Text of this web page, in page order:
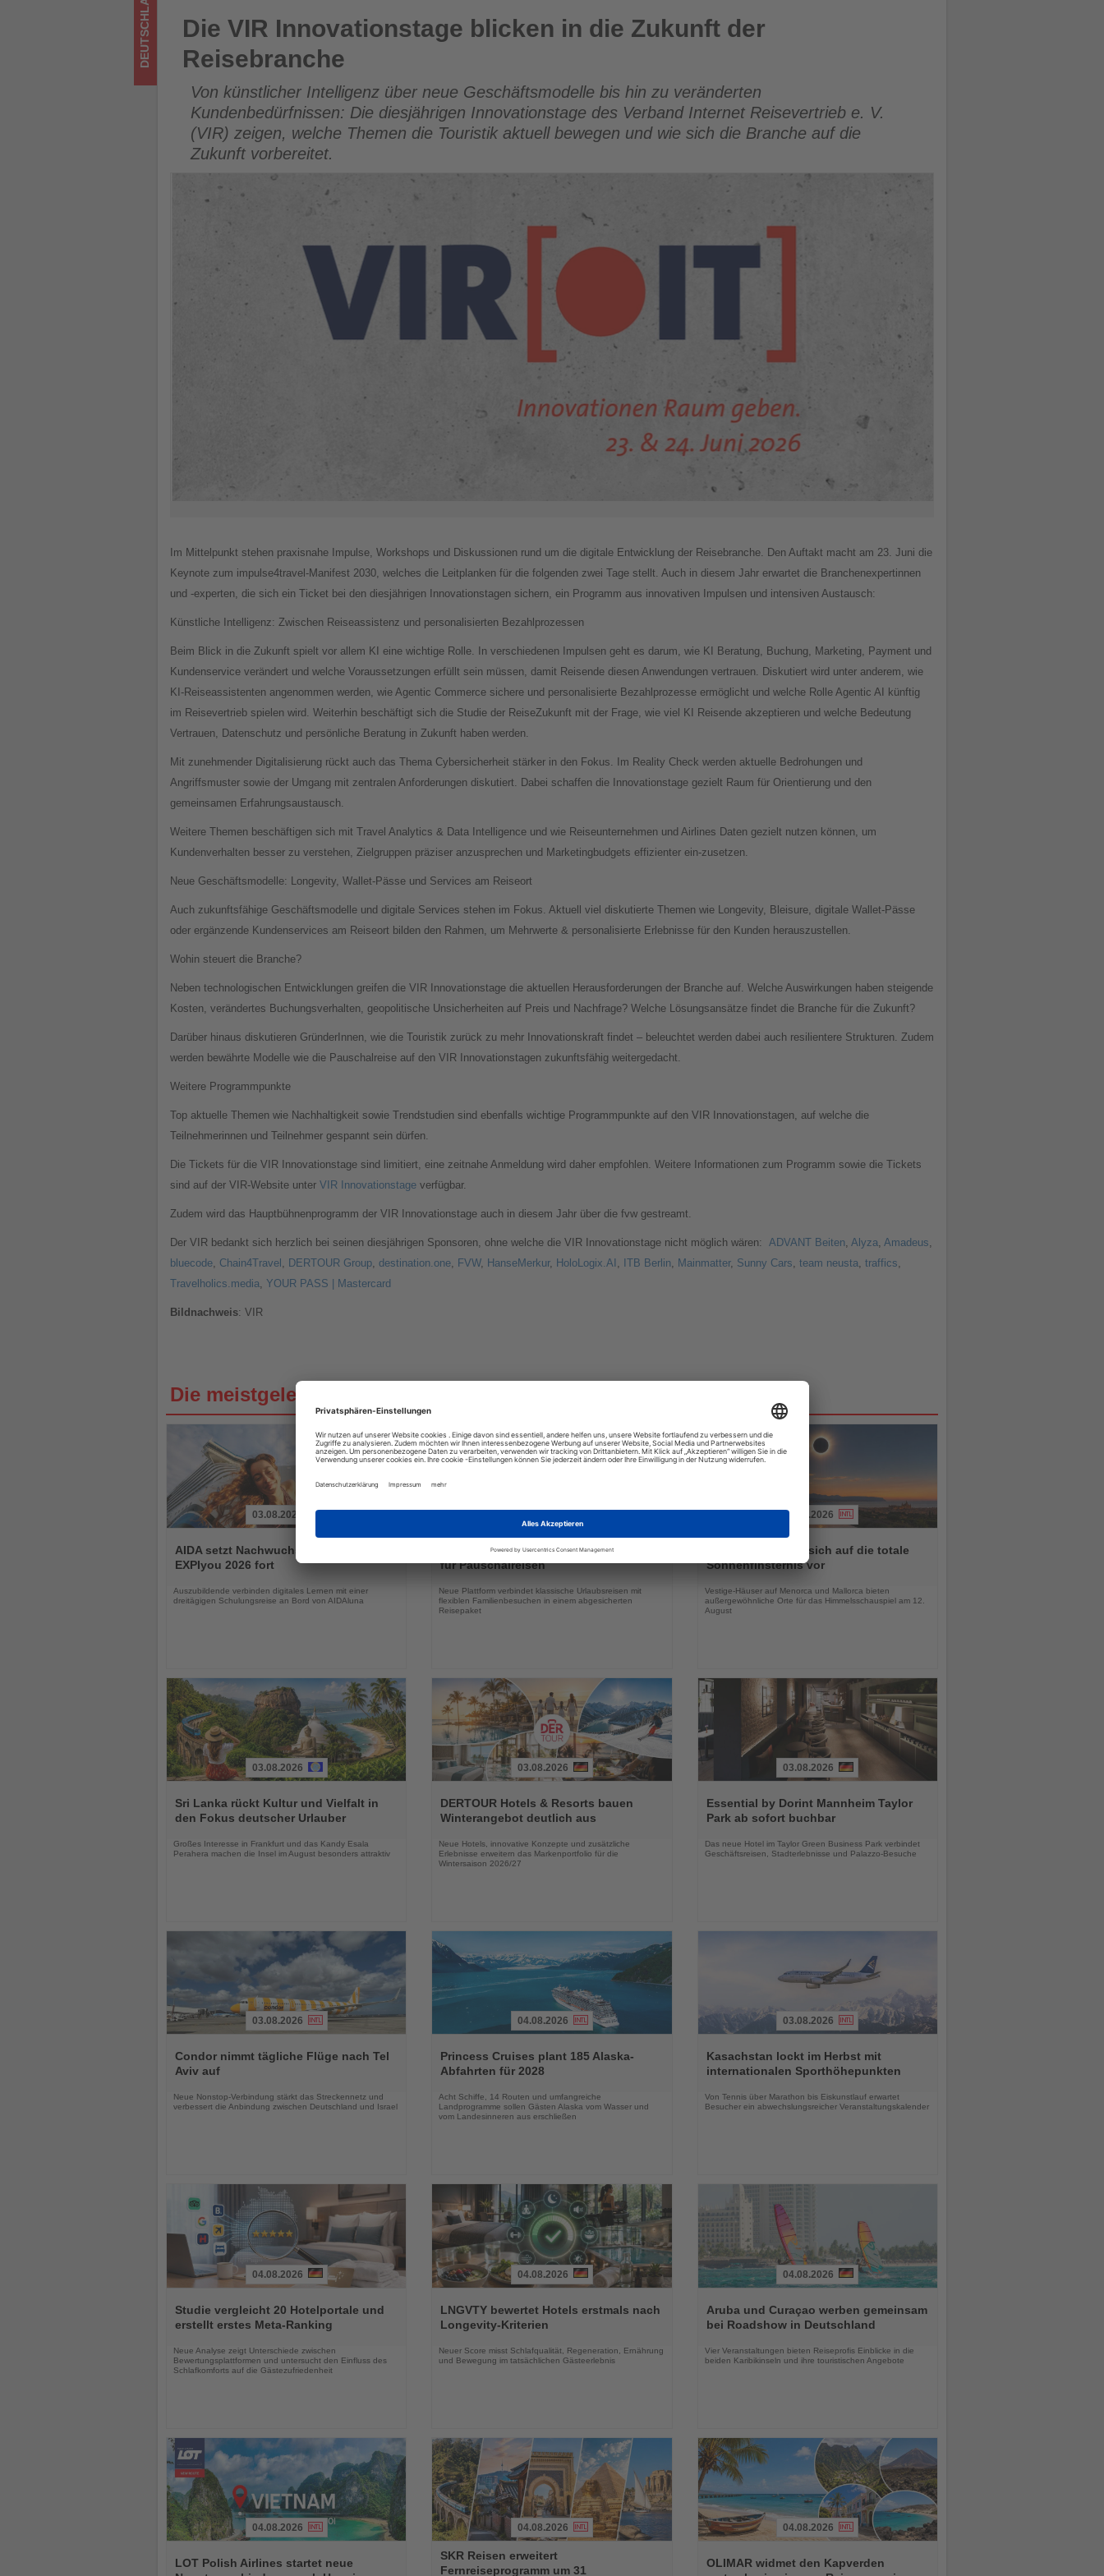
Tourismus
Die VIR Innovationstage blicken in die Zukunft der Reisebranche
DEUTSCHLAND
Die VIR Innovationstage blicken in die Zukunft der
Reisebranche
Von künstlicher Intelligenz über neue Geschäftsmodelle bis hin zu veränderten
Kundenbedürfnissen: Die diesjährigen Innovationstage des Verband Internet Reisevertrieb e. V.
(VIR) zeigen, welche Themen die Touristik aktuell bewegen und wie sich die Branche auf die
Zukunft vorbereitet.
Im Mittelpunkt stehen praxisnahe Impulse, Workshops und Diskussionen rund um die digitale Entwicklung der Reisebranche. Den Auftakt macht am 23. Juni die
Keynote zum impulse4travel-Manifest 2030, welches die Leitplanken für die folgenden zwei Tage stellt. Auch in diesem Jahr erwartet die Branchenexpertinnen
und -experten, die sich ein Ticket bei den diesjährigen Innovationstagen sichern, ein Programm aus innovativen Impulsen und intensiven Austausch:
Künstliche Intelligenz: Zwischen Reiseassistenz und personalisierten Bezahlprozessen
Beim Blick in die Zukunft spielt vor allem KI eine wichtige Rolle. In verschiedenen Impulsen geht es darum, wie KI Beratung, Buchung, Marketing, Payment und
Kundenservice verändert und welche Voraussetzungen erfüllt sein müssen, damit Reisende diesen Anwendungen vertrauen. Diskutiert wird unter anderem, wie
KI-Reiseassistenten angenommen werden, wie Agentic Commerce sichere und personalisierte Bezahlprozesse ermöglicht und welche Rolle Agentic AI künftig
im Reisevertrieb spielen wird. Weiterhin beschäftigt sich die Studie der ReiseZukunft mit der Frage, wie viel KI Reisende akzeptieren und welche Bedeutung
Vertrauen, Datenschutz und persönliche Beratung in Zukunft haben werden.
Mit zunehmender Digitalisierung rückt auch das Thema Cybersicherheit stärker in den Fokus. Im Reality Check werden aktuelle Bedrohungen und
Angriffsmuster sowie der Umgang mit zentralen Anforderungen diskutiert. Dabei schaffen die Innovationstage gezielt Raum für Orientierung und den
gemeinsamen Erfahrungsaustausch.
Weitere Themen beschäftigen sich mit Travel Analytics & Data Intelligence und wie Reiseunternehmen und Airlines Daten gezielt nutzen können, um
Kundenverhalten besser zu verstehen, Zielgruppen präziser anzusprechen und Marketingbudgets effizienter ein-zusetzen.
Neue Geschäftsmodelle: Longevity, Wallet-Pässe und Services am Reiseort
Auch zukunftsfähige Geschäftsmodelle und digitale Services stehen im Fokus. Aktuell viel diskutierte Themen wie Longevity, Bleisure, digitale Wallet-Pässe
oder ergänzende Kundenservices am Reiseort bilden den Rahmen, um Mehrwerte & personalisierte Erlebnisse für den Kunden herauszustellen.
Wohin steuert die Branche?
Neben technologischen Entwicklungen greifen die VIR Innovationstage die aktuellen Herausforderungen der Branche auf. Welche Auswirkungen haben steigende
Kosten, verändertes Buchungsverhalten, geopolitische Unsicherheiten auf Preis und Nachfrage? Welche Lösungsansätze findet die Branche für die Zukunft?
Darüber hinaus diskutieren GründerInnen, wie die Touristik zurück zu mehr Innovationskraft findet – beleuchtet werden dabei auch resilientere Strukturen. Zudem
werden bewährte Modelle wie die Pauschalreise auf den VIR Innovationstagen zukunftsfähig weitergedacht.
Weitere Programmpunkte
Top aktuelle Themen wie Nachhaltigkeit sowie Trendstudien sind ebenfalls wichtige Programmpunkte auf den VIR Innovationstagen, auf welche die
Teilnehmerinnen und Teilnehmer gespannt sein dürfen.
Die Tickets für die VIR Innovationstage sind limitiert, eine zeitnahe Anmeldung wird daher empfohlen. Weitere Informationen zum Programm sowie die Tickets
sind auf der VIR-Website unter VIR Innovationstage verfügbar.
Zudem wird das Hauptbühnenprogramm der VIR Innovationstage auch in diesem Jahr über die fvw gestreamt.
Der VIR bedankt sich herzlich bei seinen diesjährigen Sponsoren, ohne welche die VIR Innovationstage nicht möglich wären: ADVANT Beiten, Alyza, Amadeus,
bluecode, Chain4Travel , DERTOUR Group, destination.one, FVW, HanseMerkur, HoloLogix.AI , ITB Berlin, Mainmatter, Sunny Cars, team neusta, traffics,
Travelholics.media, YOUR PASS | Mastercard
Bildnachweis: VIR
Die meistgelesenen Nachrichten
Sie
die
Nachrichten
03.08.2026
AIDA setzt Nachwuchsprogramm
EXPIyou 2026 fort
Auszubildende verbinden digitales Lernen mit einer
dreitägigen Schulungsreise an Bord von AIDAluna
die
SunExpress Holidays erweitert Vertrieb
für Pauschalreisen
Neue Plattform verbindet klassische Urlaubsreisen mit
flexiblen Familienbesuchen in einem abgesicherten
Reisepaket
die
03.08.2026
Balearen bereiten sich auf die totale
Sonnenfinsternis vor
Vestige-Häuser auf Menorca und Mallorca bieten
außergewöhnliche Orte für das Himmelsschauspiel am 12.
August
Sie
die
03.08.2026
Sri Lanka rückt Kultur und Vielfalt in
den Fokus deutscher Urlauber
Großes Interesse in Frankfurt und das Kandy Esala
Perahera machen die Insel im August besonders attraktiv
Sie
die
Nachrichten
03.08.2026
DERTOUR Hotels & Resorts bauen
Winterangebot deutlich aus
Neue Hotels, innovative Konzepte und zusätzliche
Erlebnisse erweitern das Markenportfolio für die
Wintersaison 2026/27
Sie
die
03.08.2026
Essential by Dorint Mannheim Taylor
Park ab sofort buchbar
Das neue Hotel im Taylor Green Business Park verbindet
Geschäftsreisen, Stadterlebnisse und Palazzo-Besuche
Sie
die
03.08.2026
Condor nimmt tägliche Flüge nach Tel
Aviv auf
Neue Nonstop-Verbindung stärkt das Streckennetz und
verbessert die Anbindung zwischen Deutschland und Israel
Sie
die
04.08.2026
Princess Cruises plant 185 Alaska-
Abfahrten für 2028
Acht Schiffe, 14 Routen und umfangreiche
Landprogramme sollen Gästen Alaska vom Wasser und
vom Landesinneren aus erschließen
Sie
die
03.08.2026
Kasachstan lockt im Herbst mit
internationalen Sporthöhepunkten
Von Tennis über Marathon bis Eiskunstlauf erwartet
Besucher ein abwechslungsreicher Veranstaltungskalender
Sie
die
04.08.2026
Studie vergleicht 20 Hotelportale und
erstellt erstes Meta-Ranking
Neue Analyse zeigt Unterschiede zwischen
Bewertungsplattformen und untersucht den Einfluss des
Schlafkomforts auf die Gästezufriedenheit
Sie
die
Nachrichten
04.08.2026
LNGVTY bewertet Hotels erstmals nach
Longevity-Kriterien
Neuer Score misst Schlafqualität, Regeneration, Ernährung
und Bewegung im tatsächlichen Gästeerlebnis
Sie
die
04.08.2026
Aruba und Curaçao werben gemeinsam
bei Roadshow in Deutschland
Vier Veranstaltungen bieten Reiseprofis Einblicke in die
beiden Karibikinseln und ihre touristischen Angebote
Sie
04.08.2026
LOT Polish Airlines startet neue
Sie
04.08.2026
SKR Reisen erweitert
Fernreiseprogramm um 31
Sie
04.08.2026
OLIMAR widmet den Kapverden